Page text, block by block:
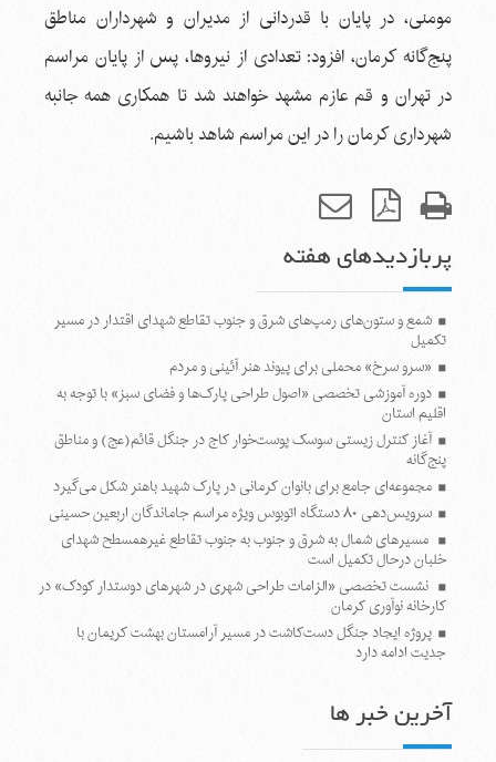
مومنی، در پایان با قدردانی از مدیران و شهرداران مناطق
پنج‌گانه کرمان، افزود: تعدادی از نیروها، پس از پایان مراسم
در تهران و قم عازم مشهد خواهند شد تا همکاری همه جانبه
شهرداری کرمان را در این مراسم شاهد باشیم.
پربازدیدهای هفته
شمع و ستون‌های رمپ‌های شرق و جنوب تقاطع شهدای اقتدار در مسیر
تکمیل
«سرو سرخ» محملی برای پیوند هنر آئینی و مردم
دوره آموزشی تخصصی «اصول طراحی پارک‌ها و فضای سبز» با توجه به
اقلیم استان
آغاز کنترل زیستی سوسک پوست‌خوار کاج در جنگل قائم(عج) و مناطق
پنج‌گانه
مجموعه‌ای جامع برای بانوان کرمانی در پارک شهید باهنر شکل می‌گیرد
سرویس‌دهی ۸۰ دستگاه اتوبوس ویژه مراسم جاماندگان اربعین حسینی
مسیرهای شمال به شرق و جنوب به جنوب تقاطع غیرهمسطح شهدای
خلبان درحال تکمیل است
نشست تخصصی «الزامات طراحی شهری در شهرهای دوستدار کودک» در
کارخانه نوآوری کرمان
پروژه ایجاد جنگل دست‌کاشت در مسیر آرامستان بهشت کریمان با
جدیت ادامه دارد
آخرین خبر ها